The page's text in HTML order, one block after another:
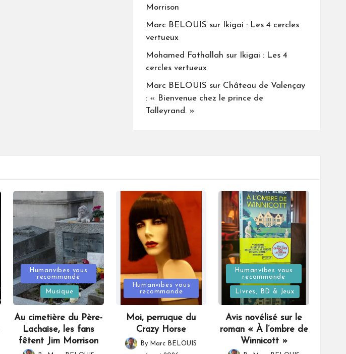
Morrison
Marc BELOUIS sur
Ikigai : Les 4 cercles
vertueux
Mohamed Fathallah sur
Ikigai : Les 4
cercles vertueux
Marc BELOUIS sur Château de Valençay
: « Bienvenue chez le prince de
Talleyrand. »
Posted
in
Humanvibes vous
recommande
Musique
Au cimetière du Père-
Lachaise, les fans
fêtent Jim Morrison
Posted
in
Humanvibes vous
recommande
Moi, perruque du
Crazy Horse
Posted
By Marc BELOUIS
Posted
in
Humanvibes vous
recommande
Livres, BD & Jeux
Avis novélisé sur le
roman « À l’ombre de
Winnicott »